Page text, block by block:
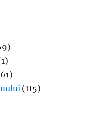
(115)